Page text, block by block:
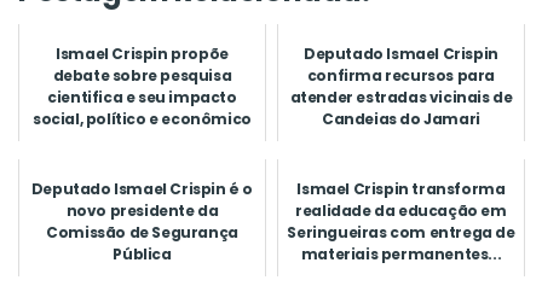
Ismael Crispin propõe
debate sobre pesquisa
cientifica e seu impacto
social, político e econômico
Deputado Ismael Crispin
confirma recursos para
atender estradas vicinais de
Candeias do Jamari
Deputado Ismael Crispin é o
novo presidente da
Comissão de Segurança
Pública
Ismael Crispin transforma
realidade da educação em
Seringueiras com entrega de
materiais permanentes...